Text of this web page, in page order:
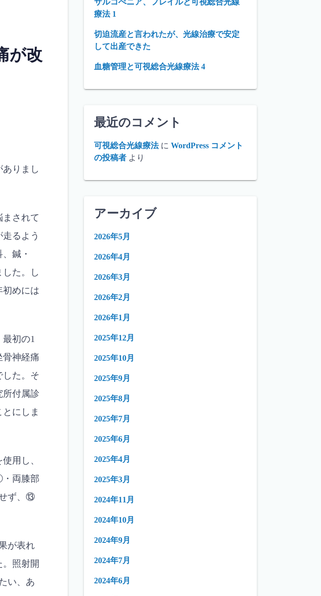
が改
りまし
されて
るよう
鍼・
た。し
初めには
初の1
骨神経痛
した。そ
所付属診
にしま
用し、
両膝部
ず、⑬
が表れ
照射開
い、あ
サルコぺニア、フレイルと可視総合光線
療法 1
切迫流産と言われたが、光線治療で安定
して出産できた
血糖管理と可視総合光線療法 4
最近のコメント
可視総合光線療法に WordPress コメント
の投稿者 より
アーカイブ
2026年5月
2026年4月
2026年3月
2026年2月
2026年1月
2025年12月
2025年10月
2025年9月
2025年8月
2025年7月
2025年6月
2025年4月
2025年3月
2024年11月
2024年10月
2024年9月
2024年7月
2024年6月